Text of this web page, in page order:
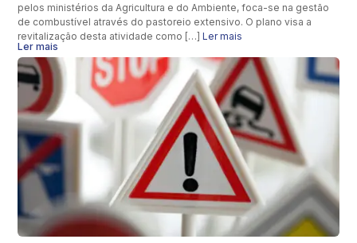
pelos ministérios da Agricultura e do Ambiente, foca-se na gestão
de combustível através do pastoreio extensivo. O plano visa a
revitalização desta atividade como […]Ler mais
Ler mais